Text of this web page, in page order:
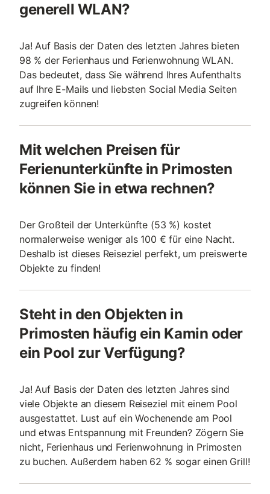
generell WLAN?
Ja! Auf Basis der Daten des letzten Jahres bieten
98 % der Ferienhaus und Ferienwohnung WLAN.
Das bedeutet, dass Sie während Ihres Aufenthalts
auf Ihre E-Mails und liebsten Social Media Seiten
zugreifen können!
Mit welchen Preisen für
Ferienunterkünfte in Primosten
können Sie in etwa rechnen?
Der Großteil der Unterkünfte (53 %) kostet
normalerweise weniger als 100 € für eine Nacht.
Deshalb ist dieses Reiseziel perfekt, um preiswerte
Objekte zu finden!
Steht in den Objekten in
Primosten häufig ein Kamin oder
ein Pool zur Verfügung?
Ja! Auf Basis der Daten des letzten Jahres sind
viele Objekte an diesem Reiseziel mit einem Pool
ausgestattet. Lust auf ein Wochenende am Pool
und etwas Entspannung mit Freunden? Zögern Sie
nicht, Ferienhaus und Ferienwohnung in Primosten
zu buchen. Außerdem haben 62 % sogar einen Grill!